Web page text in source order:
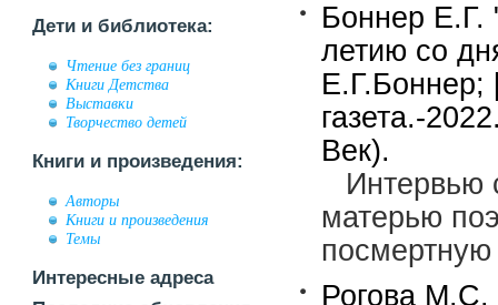
Дети и библиотека:
Чтение без границ
Книги Детства
Выставки
Творчество детей
Книги и произведения:
Авторы
Книги и произведения
Темы
Интересные адреса
Боннер Е.Г.
летию со
Е.Г.Боннер;
газета.-
Век).
Интервью
матерью
Рогова М.С.